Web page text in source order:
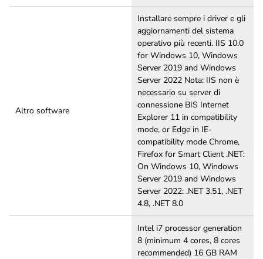
Altro software
Installare sempre i driver e gli
aggiornamenti del sistema
operativo più recenti. IIS 10.0
for Windows 10, Windows
Server 2019 and Windows
Server 2022 Nota: IIS non è
necessario su server di
connessione BIS Internet
Explorer 11 in compatibility
mode, or Edge in IE-
compatibility mode Chrome,
Firefox for Smart Client .NET:
On Windows 10, Windows
Server 2019 and Windows
Server 2022: .NET 3.51, .NET
4.8, .NET 8.0
Intel i7 processor generation
8 (minimum 4 cores, 8 cores
recommended) 16 GB RAM